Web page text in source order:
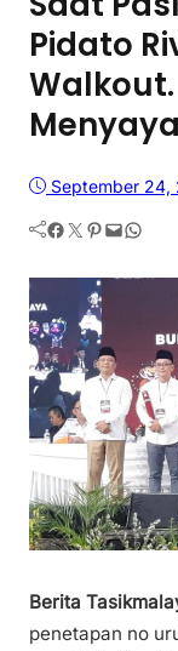
Pidato
September 24,
Facebook Twitter Pinterest Mail WhatsApp
Berita
penetapan no